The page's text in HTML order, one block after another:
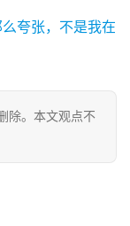
除。本文观点不